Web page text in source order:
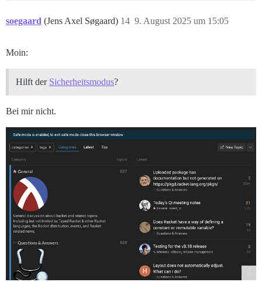
soegaard (Jens Axel Søgaard) 9. August 2025 um 15:05
14
Moin:
Hilft der Sicherheitsmodus?
Bei mir nicht.